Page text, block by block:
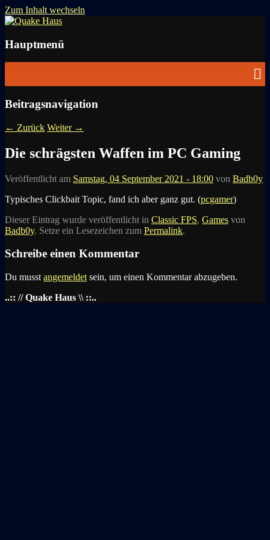
Zum Inhalt wechseln
Quake Haus
Hauptmenü
Beitragsnavigation
← Zurück Weiter →
Die schrägsten Waffen im PC Gaming
Veröffentlicht am Samstag, 04 September 2021 - 18:00 von Badb0y
Typisches Clickbait Topic, fand ich aber ganz gut. (pcgamer)
Dieser Eintrag wurde veröffentlicht in Classic FPS, Games von
Badb0y. Setze ein Lesezeichen zum Permalink.
Schreibe einen Kommentar
Du musst angemeldet sein, um einen Kommentar abzugeben.
..:: // Quake Haus \\ ::..